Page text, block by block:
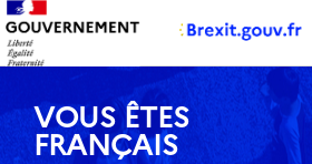
Panneau de gestion des cookies
VOUS ÊTES
FRANÇAIS